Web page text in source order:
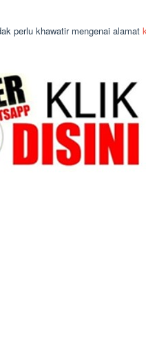
perlu khawatir mengenai alamat